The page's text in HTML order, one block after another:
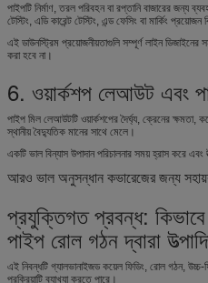
পাইপটি নির্মাণ, তরল পরিবহন বা রপ্তানি বাজারের জন্য
টেস্টিং, এডি কারেন্ট টেস্টিং, এন্ড ফেসিং বা মার্কিং প্রয়োজন
এই ডাউনস্ট্রিম প্রয়োজনীয়তাগুলি সম্পূর্ণ লাইন ডিজাইনের
করা হবে না।
6. ওয়ার্কশপ লেআউট এবং
পাইপ মিল লেআউটটি ওয়ার্কশপের দৈর্ঘ্য, ক্রেনের ক্ষমতা,
স্থানীয় বৈদ্যুতিক মানের সাথে মেলে।
একটি ভাল বিন্যাস উপাদান পরিচালনার সময় হ্রাস করে
আরও ভাল অনুসন্ধান কভারেজের জন্য সহায়ক
প্রযুক্তিগত প্রবন্ধ:
পাইপ রোল গঠন দ্বারা
এই নিবন্ধটি গ্যালভানাইজড কয়েল ফিডিং, রোল গঠন, উচ্চ-
প্রক্রিয়াটি ব্যাখ্যা করতে পারে।